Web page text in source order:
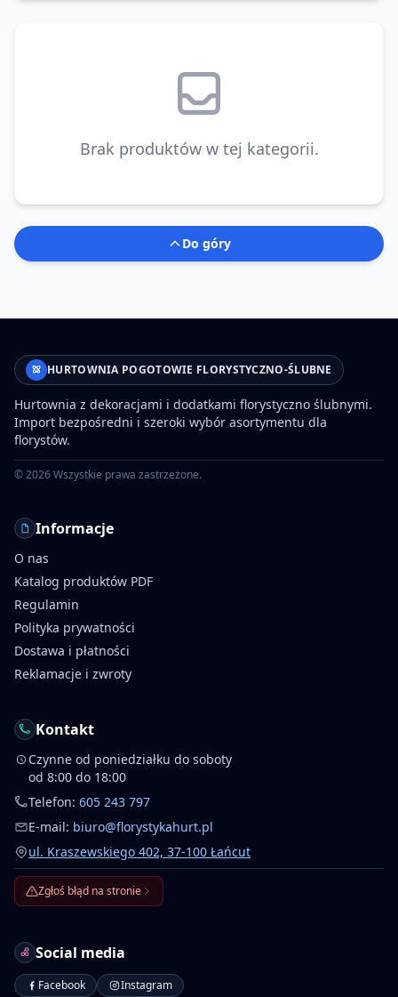
Brak produktów w tej kategorii.
Do góry
HURTOWNIA POGOTOWIE FLORYSTYCZNO-ŚLUBNE
Hurtownia z dekoracjami i dodatkami florystyczno ślubnymi.
Import bezpośredni i szeroki wybór asortymentu dla
florystów.
©2026Wszystkie prawa zastrzeżone.
Informacje
O nas
Katalog produktów PDF
Regulamin
Polityka prywatności
Dostawa i płatności
Reklamacje i zwroty
Kontakt
Czynne od poniedziałku do soboty
od 8:00 do 18:00
Telefon: 605 243 797
E-mail: biuro@florystykahurt.pl
ul. Kraszewskiego 402, 37-100 Łańcut
Zgłoś błąd na stronie
Social media
Facebook Instagram